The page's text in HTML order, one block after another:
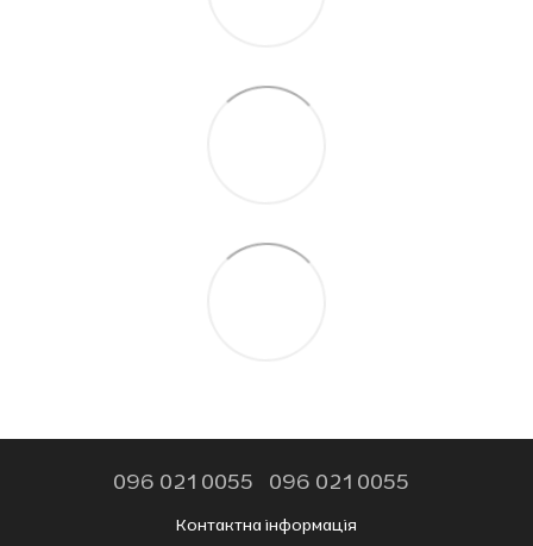
096 021 0055 096 021 0055
Контактна інформація